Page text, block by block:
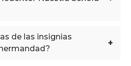
de las insignias
+